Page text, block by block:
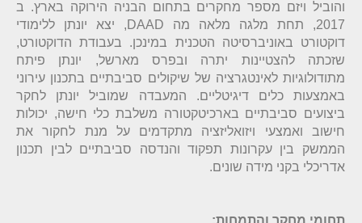
והוביל ויזם מספר מחקרים בתחום הבניה הירוקה בארץ. ב
2017, תחת מלגה מלאה מה DAAD, יצא יונתן ללימודי
דוקטורט באוניברסיטה הטכנית במינכן. בעבודת הדוקטורט,
שזכתה להצטיינות יתרה ובפרס מארשל, יונתן פיתח
מתודולוגיות לאינטגרציה של שיקולים סביבתיים בתכנון עירוני
באמצעות כלים דיגיטליים. המעבדה שמוביל יונתן לחקר
ביצועים סביבתיים בארכיטקטורה משלבת כלי חישה, יכולות
חישוב ואמצעי ויזואליזציה מתקדמים על מנת לחקור את
הממשק בין עקרונות תפקוד והנדסה סביבתיים לבין תכנון
אדריכלי בקני מידה שונים.
תחומי מחקר והתמחות: